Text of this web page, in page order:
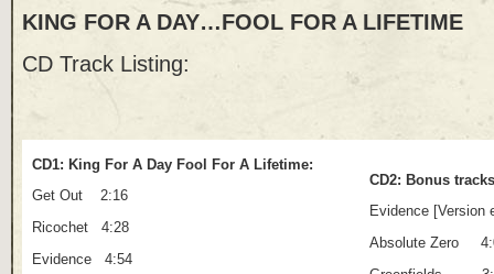
KING FOR A DAY…FOOL FOR A LIFETIME
CD Track Listing:
CD1: King For A Day Fool For A Lifetime:
Get Out 2:16
Ricochet 4:28
Evidence 4:54
CD2: Bonus tracks
Evidence
Absolute Zero